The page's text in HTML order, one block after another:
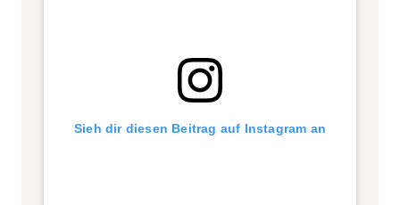
Sieh dir diesen Beitrag auf Instagram an